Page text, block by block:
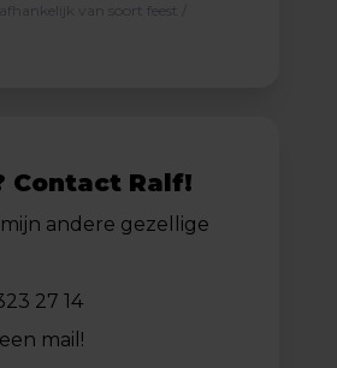
van soort feest /
Contact Ralf!
andere gezellige
27 14
mail!